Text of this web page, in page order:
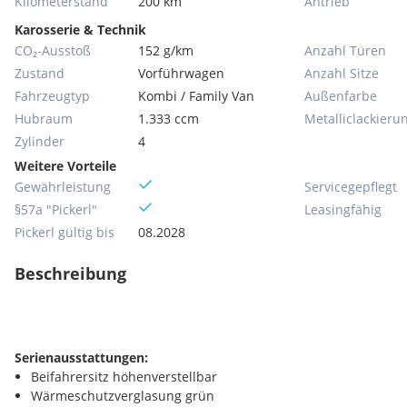
Karosserie & Technik
CO₂-Ausstoß
152 g/km
Zustand
Vorführwagen
Fahrzeugtyp
Kombi / Family Van
Hubraum
1.333 ccm
Zylinder
4
Anzahl Türen
Anzahl Sitze
Außenfarbe
Weitere Vorteile
Gewährleistung
§57a "Pickerl"
Pickerl gültig bis
08.2028
Servicegepflegt
Leasingfähig
Beschreibung
Serienausstattungen:
Beifahrersitz höhenverstellbar
Wärmeschutzverglasung grün